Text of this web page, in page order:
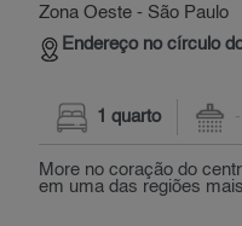
Zona Oeste - São Paulo
Endereço no círculo
1 quarto
More no coração do
em uma das regiões